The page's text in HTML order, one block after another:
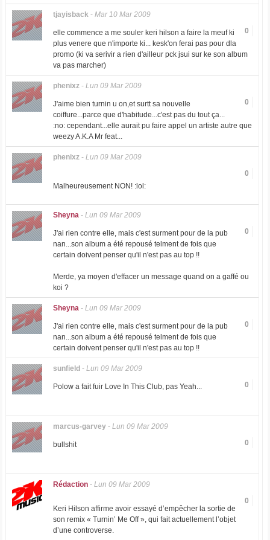
tjayisback- Mar 10 Mar 2009
0
elle commence a me souler keri hilson a faire la meuf ki
plus venere que n'importe ki... kesk'on ferai pas pour dla
promo (ki va serivir a rien d'ailleur pck jsui sur ke son album
va pas marcher)
phenixz- Lun 09 Mar 2009
0
J'aime bien turnin u on,et surtt sa nouvelle
coiffure...parce que d'habitude...c'est pas du tout ça...
:no: cependant...elle aurait pu faire appel un artiste autre que
weezy A.K.A Mr feat...
phenixz- Lun 09 Mar 2009
0
Malheureusement NON! :lol:
Sheyna- Lun 09 Mar 2009
0
J'ai rien contre elle, mais c'est surment pour de la pub
nan...son album a été repousé telment de fois que
certain doivent penser qu'il n'est pas au top !!
Merde, ya moyen d'effacer un message quand on a gaffé ou
koi ?
Sheyna- Lun 09 Mar 2009
0
J'ai rien contre elle, mais c'est surment pour de la pub
nan...son album a été repousé telment de fois que
certain doivent penser qu'il n'est pas au top !!
sunfield - Lun 09 Mar 2009
0
Polow a fait fuir Love In This Club, pas Yeah...
marcus-garvey- Lun 09 Mar 2009
0
bullshit
Rédaction- Lun 09 Mar 2009
0
Keri Hilson affirme avoir essayé d’empêcher la sortie de
son remix « Turnin’ Me Off », qui fait actuellement l’objet
d’une controverse.